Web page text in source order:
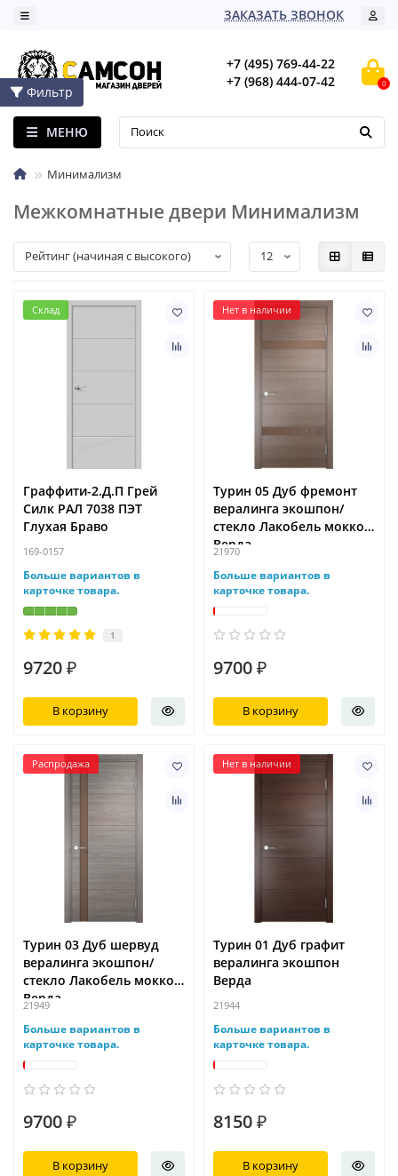
ЗАКАЗАТЬ ЗВОНОК
+7 (495) 769-44-22
+7 (968) 444-07-42
0
МЕНЮ
Минимализм
Межкомнатные двери Минимализм
Склад
Граффити-2.Д.П Грей
Силк РАЛ 7038 ПЭТ
Глухая Браво
169-0157
Больше вариантов в
карточке товара.
1
9720 ₽
В корзину
Нет в наличии
Турин 05 Дуб фремонт
вералинга экошпон/
стекло Лакобель мокко
Верда
21970
Больше вариантов в
карточке товара.
9700 ₽
В корзину
Распродажа
Турин 03 Дуб шервуд
вералинга экошпон/
стекло Лакобель мокко
Верда
21949
Больше вариантов в
карточке товара.
9700 ₽
В корзину
Нет в наличии
Турин 01 Дуб графит
вералинга экошпон
Верда
21944
Больше вариантов в
карточке товара.
8150 ₽
В корзину
Фильтр